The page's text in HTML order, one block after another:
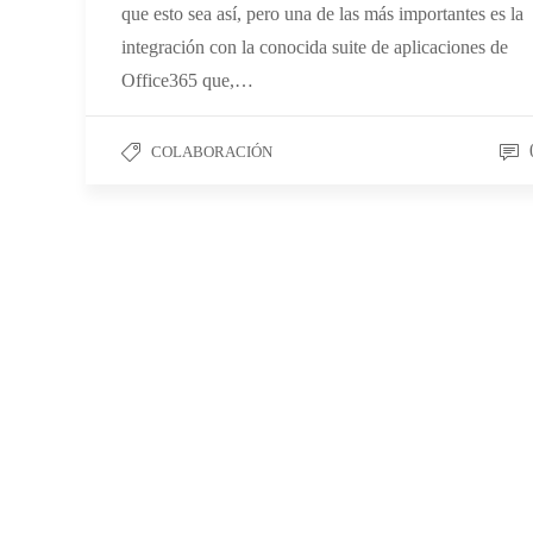
que esto sea así, pero una de las más importantes es la
integración con la conocida suite de aplicaciones de
Office365 que,…
COLABORACIÓN